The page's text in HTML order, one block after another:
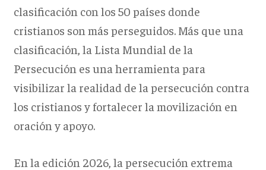
clasificación con los 50 países donde
cristianos son más perseguidos. Más que una
clasificación, la Lista Mundial de la
Persecución es una herramienta para
visibilizar la realidad de la persecución contra
los cristianos y fortalecer la movilización en
oración y apoyo.
En la edición 2026, la persecución extrema